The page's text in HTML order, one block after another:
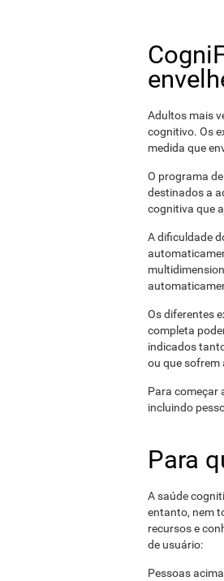
Adultos mais
cognitivo. Os
medida que
O programa
destinados a
cognitiva que
A dificuldade
Os diferentes
completa
indicados
ou que sofrem
Para começar
incluindo
Para
A saúde
entanto, nem
recursos e
de usuário:
Pessoas